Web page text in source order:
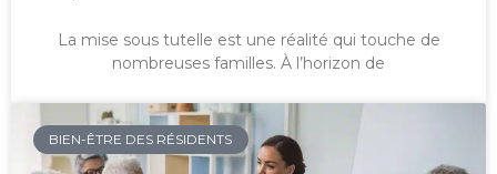
La mise sous tutelle est une réalité qui touche de
nombreuses familles. À l’horizon de
BIEN-ÊTRE DES RÉSIDENTS